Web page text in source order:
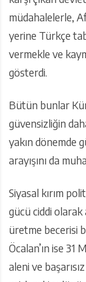
müdahalelerle,
yerine Türkçe
vermekle ve
gösterdi.
Bütün bunlar
güvensizliğin
yakın dönemde
arayışını da
Siyasal kırım
gücü ciddi olarak
üretme becerisi
Öcalan’ın ise
aleni ve